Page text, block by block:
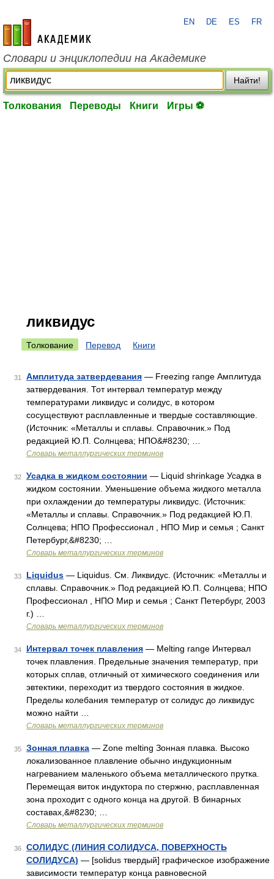
academic.ru
EN DE ES FR
Словари и энциклопедии на Академике
Найти!
Толкования Переводы Книги Игры ⚽
ликвидус
Толкование Перевод Книги
31 Амплитуда затвердевания — Freezing range Амплитуда
затвердевания. Тот интервал температур между
температурами ликвидус и солидус, в котором
сосуществуют расплавленные и твердые составляющие.
(Источник: «Металлы и сплавы. Справочник.» Под
редакцией Ю.П. Солнцева; НПО&#8230; …
Словарь металлургических терминов
32 Усадка в жидком состоянии — Liquid shrinkage Усадка в
жидком состоянии. Уменьшение объема жидкого металла
при охлаждении до температуры ликвидус. (Источник:
«Металлы и сплавы. Справочник.» Под редакцией Ю.П.
Солнцева; НПО Профессионал , НПО Мир и семья ; Санкт
Петербург,&#8230; …
Словарь металлургических терминов
33 Liquidus — Liquidus. См. Ликвидус. (Источник: «Металлы и
сплавы. Справочник.» Под редакцией Ю.П. Солнцева; НПО
Профессионал , НПО Мир и семья ; Санкт Петербург, 2003
г.) …
Словарь металлургических терминов
34 Интервал точек плавления — Melting range Интервал
точек плавления. Предельные значения температур, при
которых сплав, отличный от химического соединения или
эвтектики, переходит из твердого состояния в жидкое.
Пределы колебания температур от солидус до ликвидус
можно найти …
Словарь металлургических терминов
35 Зонная плавка — Zone melting Зонная плавка. Высоко
локализованное плавление обычно индукционным
нагреванием маленького объема металлического прутка.
Перемещая виток индуктора по стержню, расплавленная
зона проходит с одного конца на другой. В бинарных
составах,&#8230; …
Словарь металлургических терминов
36
СОЛИДУС (ЛИНИЯ СОЛИДУСА, ПОВЕРХНОСТЬ
СОЛИДУСА) — [solidus твердый] графическое изображение
зависимости температур конца равновесной